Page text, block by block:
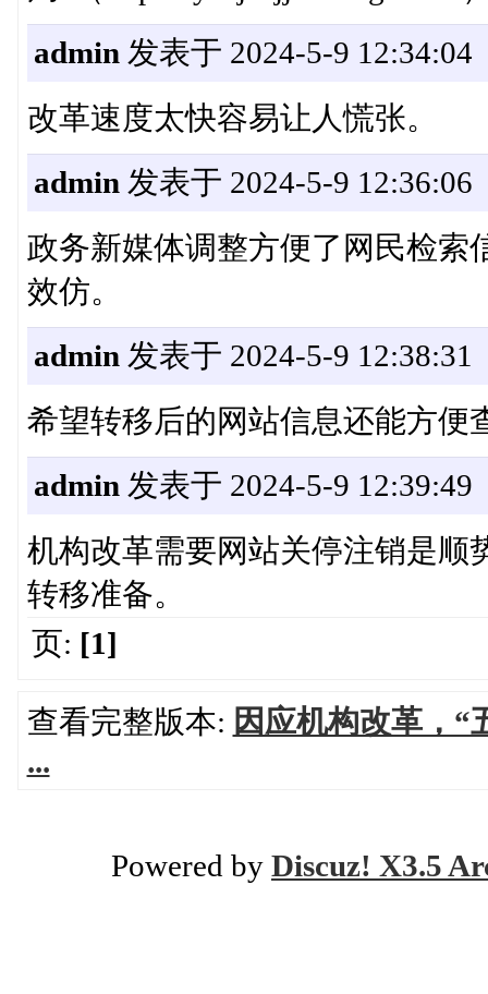
admin 发表于 2024-5-9 12:34:04
改革速度太快容易让人慌张。
admin 发表于 2024-5-9 12:36:06
政务新媒体调整方便了网民检索
效仿。
admin 发表于 2024-5-9 12:38:31
希望转移后的网站信息还能方便
admin 发表于 2024-5-9 12:39:49
机构改革需要网站关停注销是顺
转移准备。
页: [1]
查看完整版本: 因应机构改革，“
...
Powered by Discuz! X3.5